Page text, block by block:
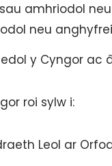
amhriodol
neu
y Cyngor ac
roi sylw i:
Leol ar